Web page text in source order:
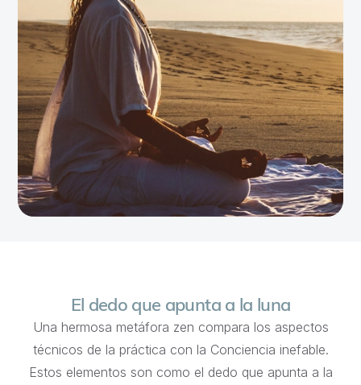
El dedo que apunta a la luna
Una hermosa metáfora zen compara los aspectos
técnicos de la práctica con la Conciencia inefable.
Estos elementos son como el dedo que apunta a la